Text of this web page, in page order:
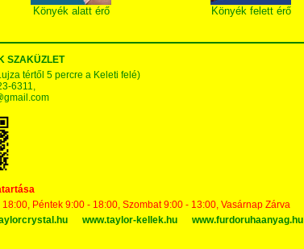
Könyék alatt érő Könyék felett érő
SZAKÜZLET
tértől 5 percre a Keleti felé)
6311,
Péntek 9:00 - 18:00, Szombat 9:00 - 13:00, Vasárnap Zárva
www.taylor-kellek.hu www.furdoruhaanyag.hu